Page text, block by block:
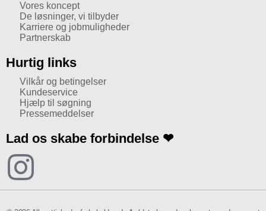
Vores koncept
De løsninger, vi tilbyder
Karriere og jobmuligheder
Partnerskab
Hurtig links
Vilkår og betingelser
Kundeservice
Hjælp til søgning
Pressemeddelser
Lad os skabe forbindelse ❤
I
n